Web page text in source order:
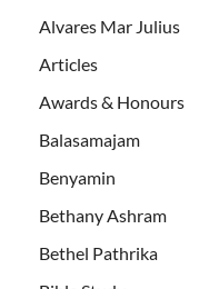
Alvares Mar Julius
Articles
Awards & Honours
Balasamajam
Benyamin
Bethany Ashram
Bethel Pathrika